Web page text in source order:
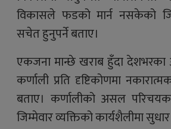
विकासले फडको मार्न नसकेको
सचेत हुनुपर्ने बताए।
एकजना मान्छे खराब हुँदा देशभरका
कर्णाली प्रति दृष्टिकोणमा
बताए। कर्णालीको असल
जिम्मेवार व्यक्तिको कार्यशैलीमा